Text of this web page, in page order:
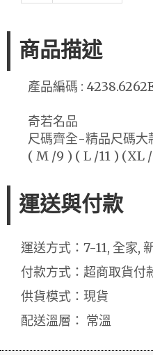
商品描述
產品編碼 :
奇若名品
尺碼齊全-精品尺碼大
( M /9 ) ( L /11 ) (XL
運送與付款
運送方式：7-11, 全家,
付款方式：超商取貨付
供貨模式：現貨
配送溫層： 常溫